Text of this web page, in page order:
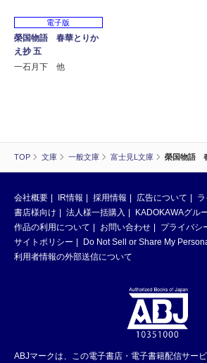
TOP 文庫 一般文庫 富士見L文庫 榮国物語
電子版
榮国物語 春華とりか
え抄 五
一石月下 他
会社概要 IR情報 採用情報 広告について
書店様向け
法人様一括購入
KADOKAWAグル
作品の利用について
お問い合わせ
プライバシ
サイトポリシー
Do Not Sell or Share My
利用者情報の外部送信について
ABJマークは、この電子書店・電子書籍配信サー